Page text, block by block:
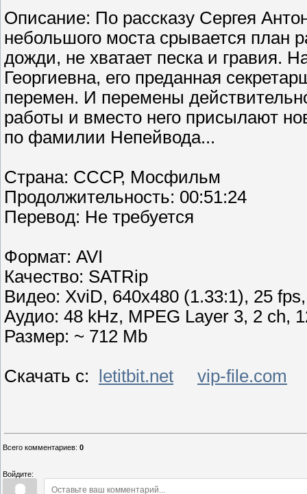
Описание: По рассказу Сергея
небольшого моста срывается план
дожди, не хватает песка и гравия.
Георгиевна, его преданная
перемен. И перемены
работы и вместо него присылают
по фамилии Непейвода...
Страна: СССР, Мосфильм
Продолжительность: 00:51:24
Перевoд: Не требуется
Формат: AVI
Качество: SATRip
Видео: XviD, 640x480 (1.33:1), 25
Аудио: 48 kHz, MPEG Layer 3, 2 ch,
Размер: ~ 712 Mb
Скачать с: letitbit.net vip-file.com
Всего комментариев: 0
Войдите: